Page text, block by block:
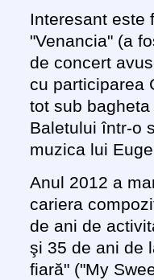
Interesant este
"Venancia" (a
de concert
cu participarea
tot sub
Baletului într-o
muzica lui
Anul 2012 a
cariera
de ani de
şi 35 de ani de
fiară" ("My